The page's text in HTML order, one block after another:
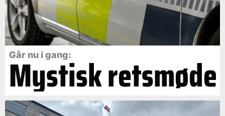
Går nu i gang:
Mystisk retsmøde